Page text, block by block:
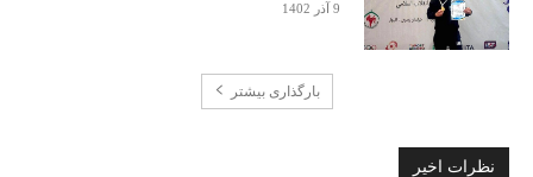
9 آذر 1402
بارگذاری بیشتر
نظرات اخیر